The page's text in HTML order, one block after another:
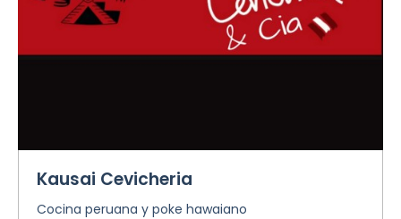
Kausai Cevicheria
Cocina peruana y poke hawaiano